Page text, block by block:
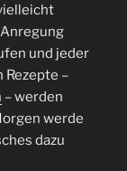
und jeder
–
– werden
werde
dazu